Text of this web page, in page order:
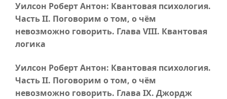
Уилсон Роберт Антон: Квантовая психология.
Часть II. Поговорим о том, о чём
невозможно говорить. Глава VIII. Квантовая
логика
Уилсон Роберт Антон: Квантовая психология.
Часть II. Поговорим о том, о чём
невозможно говорить. Глава IX. Джордж